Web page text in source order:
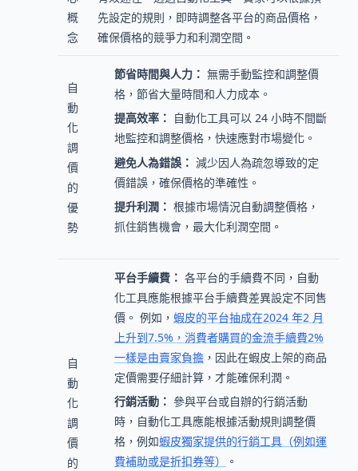
概
念
先設定的規則，即時調整各平台的商品價格，
確保價格的競爭力和利潤空間。
自
動
化
調
價
的
優
勢
節省時間與人力： 無需手動監控和調整價
格，節省大量時間和人力成本。
提高效率： 自動化工具可以 24 小時不間斷
地監控和調整價格，快速應對市場變化。
避免人為錯誤： 減少因人為疏忽導致的定
價錯誤，確保價格的準確性。
提升利潤： 根據市場情況自動調整價格，
抓住銷售機會，最大化利潤空間。
自
動
化
調
價
的
平台手續費： 各平台的手續費不同，自動
化工具應能根據平台手續費差異設定不同售
價。 例如， 蝦皮的平台抽成在2024 年2 月
上升到7.5%，消費者購買的金流手續費2%
一樣是由賣家負擔 ，因此在蝦皮上架的商品
定價需要仔細計算，才能確保利潤。
行銷活動： 參與平台或自辦的行銷活動
時，自動化工具應能根據活動規則調整價
格，例如蝦皮獨家提供的行銷工具（例如運
費補助或是折扣券等）
。